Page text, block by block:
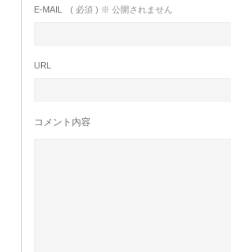
E-MAIL ( 必須 ) ※ 公開されません
URL
コメント内容